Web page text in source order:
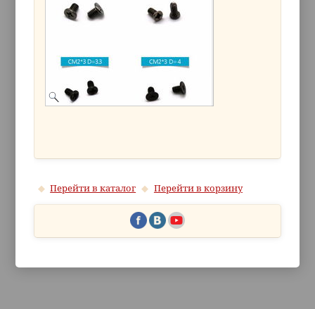
Перейти в каталог Перейти в корзину